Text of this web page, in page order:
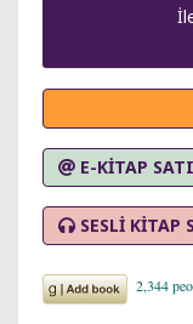
E-KİTAP
SESLİ KİTAP